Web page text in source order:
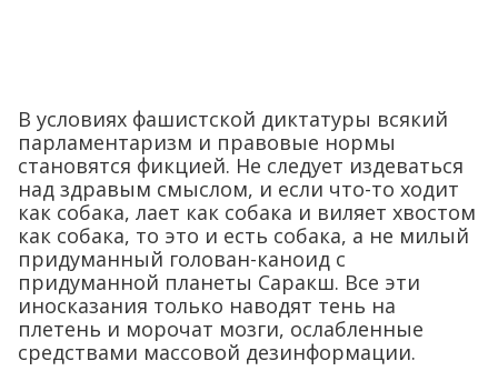
В условиях фашистской диктатуры всякий
парламентаризм и правовые нормы
становятся фикцией. Не следует издеваться
над здравым смыслом, и если что-то ходит
как собака, лает как собака и виляет хвостом
как собака, то это и есть собака, а не милый
придуманный голован-каноид с
придуманной планеты Саракш. Все эти
иносказания только наводят тень на
плетень и морочат мозги, ослабленные
средствами массовой дезинформации.